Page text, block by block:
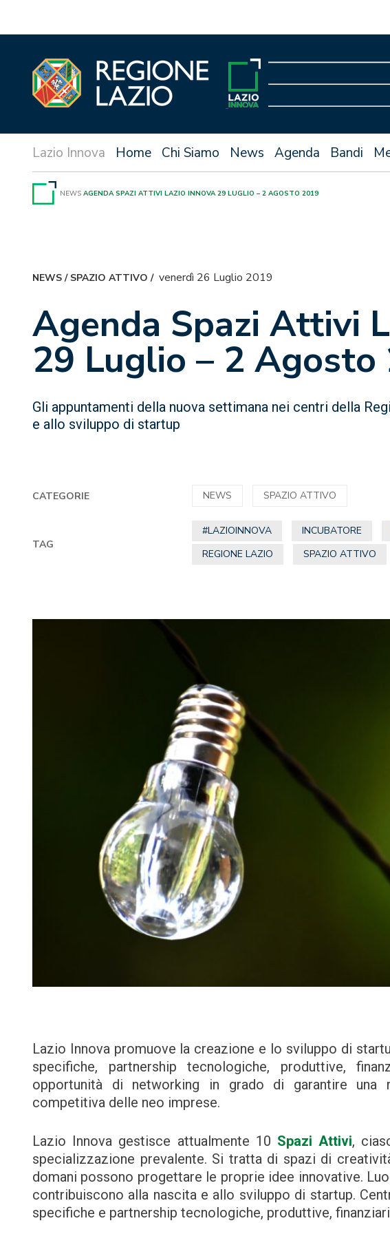
Home Chi Siamo News Agenda Bandi
NEWS AGENDA SPAZI ATTIVI LAZIO INNOVA 29 LUGLIO – 2 AGOSTO 2019
NEWS/ SPAZIO ATTIVO / venerdì 26 Luglio 2019
Agenda Spazi Attivi
29 Luglio – 2 Agosto
Gli appuntamenti della nuova settimana nei centri della
e allo sviluppo di startup
CATEGORIE NEWS SPAZIO ATTIVO
TAG
#LAZIOINNOVA INCUBATORE
REGIONE LAZIO
SPAZIO ATTIVO
Lazio Innova promuove la creazione e lo sviluppo di
specifiche, partnership tecnologiche, produttive,
opportunità di networking in grado di garantire una
competitiva delle neo imprese.
Lazio Innova gestisce attualmente 10 Spazi Attivi,
specializzazione prevalente. Si tratta di spazi di
domani possono progettare le proprie idee innovative.
contribuiscono alla nascita e allo sviluppo di startup.
specifiche e partnership tecnologiche, produttive,